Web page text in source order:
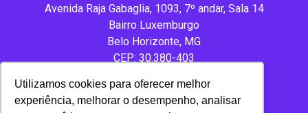
Utilizamos cookies para oferecer melhor
experiência, melhorar o desempenho, analisar
Avenida Raja Gabaglia, 1093, 7º andar, Sala 14
Bairro Luxemburgo
Belo Horizonte, MG
CEP: 30.380-403